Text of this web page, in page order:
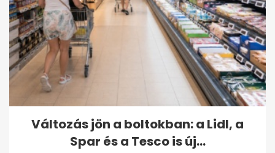
Változás jön a boltokban: a Lidl, a
Spar és a Tesco is új...